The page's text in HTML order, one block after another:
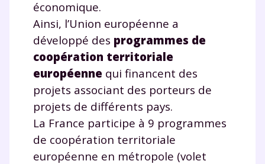
économique.
Ainsi, l’Union européenne a
développé des programmes de
coopération territoriale
européenne qui financent des
projets associant des porteurs de
projets de différents pays.
La France participe à 9 programmes
de coopération territoriale
européenne en métropole (volet